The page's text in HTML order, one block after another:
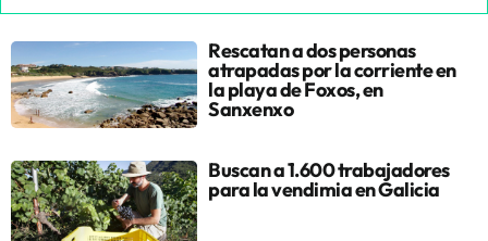
Rescatan a dos personas
atrapadas por la corriente en
la playa de Foxos, en
Sanxenxo
Buscan a 1.600 trabajadores
para la vendimia en Galicia